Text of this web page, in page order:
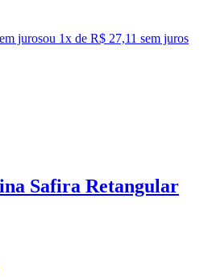
jurosou 1x de R$ 27,11 sem juros
Safira Retangular